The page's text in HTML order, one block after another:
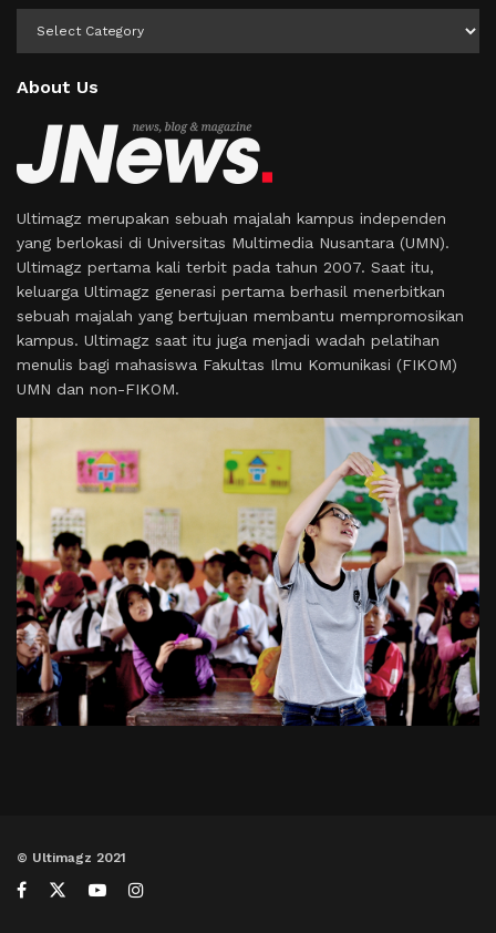
About Us
Ultimagz merupakan sebuah majalah kampus independen
yang berlokasi di Universitas Multimedia Nusantara (UMN).
Ultimagz pertama kali terbit pada tahun 2007. Saat itu,
keluarga Ultimagz generasi pertama berhasil menerbitkan
sebuah majalah yang bertujuan membantu mempromosikan
kampus. Ultimagz saat itu juga menjadi wadah pelatihan
menulis bagi mahasiswa Fakultas Ilmu Komunikasi (FIKOM)
UMN dan non-FIKOM.
© Ultimagz 2021